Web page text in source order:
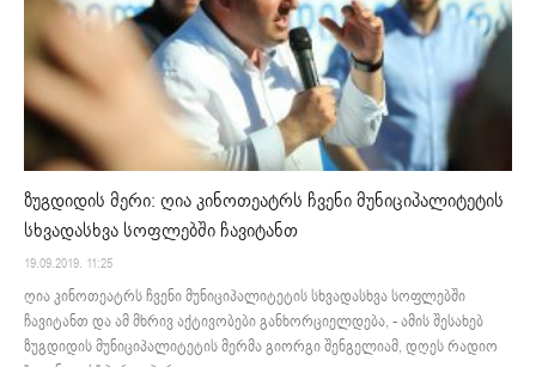
ზუგდიდის მერი: ღია კინოთეატრს ჩვენი მუნიციპალიტეტის
სხვადასხვა სოფლებში ჩავიტანთ
19.09.2019. 11:25
ღია კინოთეატრს ჩვენი მუნიციპალიტეტის სხვადასხვა სოფლებში
ჩავიტანთ და ამ მხრივ აქტივობები განხორციელდება, - ამის შესახებ
ზუგდიდის მუნიციპალიტეტის მერმა გიორგი შენგელიამ, დღეს რადიო